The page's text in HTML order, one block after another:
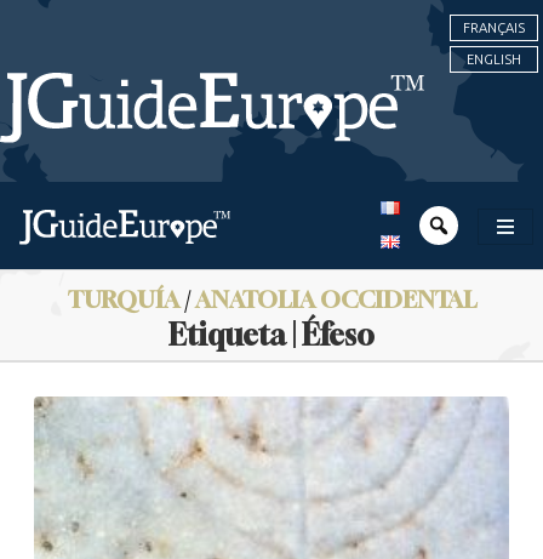
FRANÇAIS
ENGLISH
TURQUÍA/ANATOLIA OCCIDENTAL
Etiqueta | Éfeso